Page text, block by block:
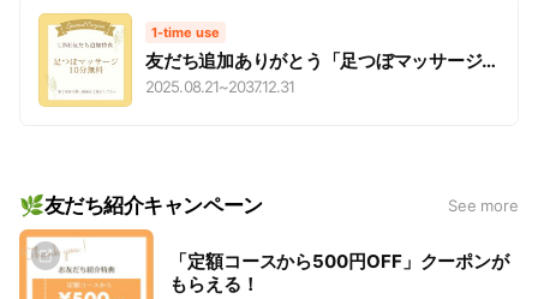
1-time use
友だち追加ありがとう「足つぼマッサージ
10分無料」クーポンプレゼント🎁
2025.08.21~2037.12.31
🌿友だち紹介キャンペーン See more
「定額コースから500円OFF」クーポンが
もらえる！